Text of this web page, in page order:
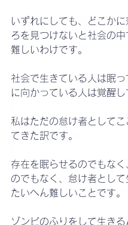
いずれにしても、どこかに
ろを見つけないと社会の中
難しいわけです。
社会で生きている人は眠
に向かっている人は覚醒し
私はただの怠け者としてこ
てきた訳です。
存在を眠らせるのでもなく
のでもなく、怠け者として
たいへん難しいことです。
ゾンビのふりをして生きる